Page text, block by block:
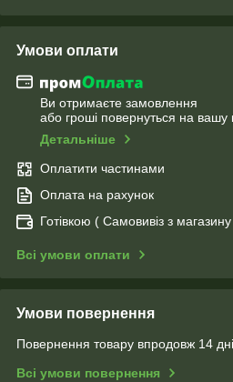
Умови оплати
Ви отримаєте замовлення
або гроші повернуться на вашу
Детальніше
Оплатити частинами
Оплата на рахунок
Готівкою ( Самовивіз з магазину
Всі умови оплати
Умови повернення
Повернення товару впродовж 14
Всі умови повернення